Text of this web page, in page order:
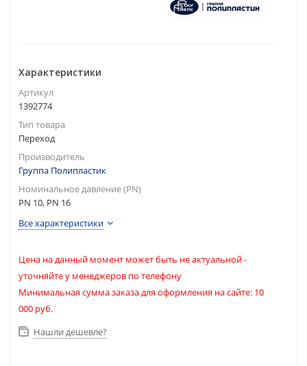
Характеристики
Артикул
1392774
Тип товара
Переход
Производитель
Группа Полипластик
Номинальное давление (PN)
PN 10, PN 16
Все характеристики
Цена на данный момент может быть не актуальной -
уточняйте у менеджеров по телефону
Минимальная сумма заказа для оформления на сайте: 10
000 руб.
Нашли дешевле?